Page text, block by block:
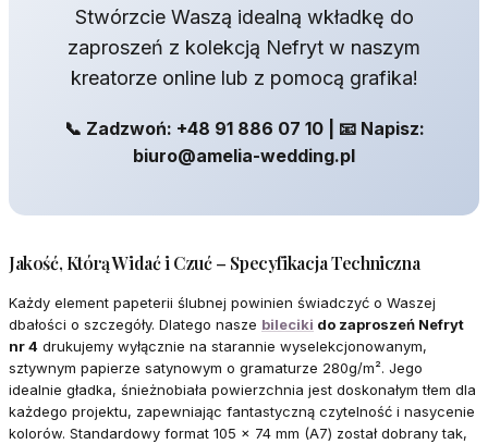
Stwórzcie Waszą idealną wkładkę do
zaproszeń z kolekcją Nefryt w naszym
kreatorze online lub z pomocą grafika!
📞 Zadzwoń: +48 91 886 07 10 | 📧 Napisz:
biuro@amelia-wedding.pl
Jakość, Którą Widać i Czuć – Specyfikacja Techniczna
Każdy element papeterii ślubnej powinien świadczyć o Waszej
dbałości o szczegóły. Dlatego nasze bileciki do zaproszeń Nefryt
nr 4 drukujemy wyłącznie na starannie wyselekcjonowanym,
sztywnym papierze satynowym o gramaturze 280g/m². Jego
idealnie gładka, śnieżnobiała powierzchnia jest doskonałym tłem dla
każdego projektu, zapewniając fantastyczną czytelność i nasycenie
kolorów. Standardowy format 105 x 74 mm (A7) został dobrany tak,